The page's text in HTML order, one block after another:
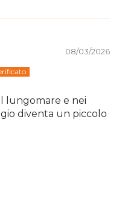
08/03/2026
lungomare e nei
diventa un piccolo